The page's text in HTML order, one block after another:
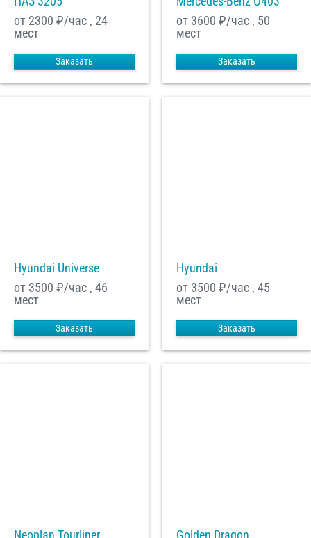
от 2300 ₽/час , 24
мест
Заказать
от 3600 ₽/час , 50
мест
Заказать
Hyundai Universe
от 3500 ₽/час , 46
мест
Заказать
Hyundai
от 3500 ₽/час , 45
мест
Заказать
Neoplan Tourliner Golden Dragon